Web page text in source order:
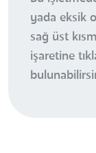
yada eksik
sağ üst
işaretine